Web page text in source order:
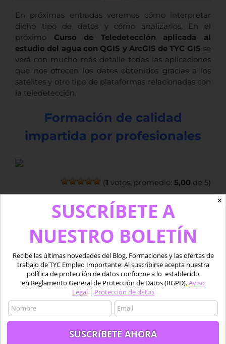
En próximas entradas veremos cómo interpretar
dicho tipo de datos y cómo analizarlos. En el
próximo Curso de Teledetección aplicada al
estudio del agua con QGIS y ArcGIS de TYC GIS se
verá con mucho más detalle todas las aplicaciones
que nos ofrecen los datos obtenidos gracias a los
satélites y otro tipo de plataformas relacionadas con
la teledetección.
Formación de calidad
impartida por profesionales
(1 votos, promedio: 5,00 de 5)
Beatriz Ramos López | febrero 18th, 2016 | BLOG
comentarios
Para compartir esta historia, elija
cualquier plataforma
Facebook
X RedditLinkedInTumblrPinterest
Vk
Correo
✕
SUSCRÍBETE A
NUESTRO BOLETÍN
Recibe las últimas novedades del Blog, Formaciones y las ofertas de
trabajo de TYC Empleo Importante: Al suscribirse acepta nuestra
política de protección de datos conforme a lo establecido
en Reglamento General de Protección de Datos (RGPD).Aviso
Legal| Protección de datos